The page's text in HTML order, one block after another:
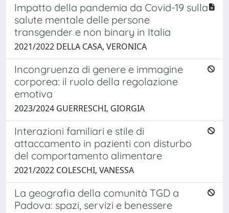
Impatto della pandemia da Covid-19 sulla
salute mentale delle persone
transgender e non binary in Italia
2021/2022 DELLA CASA, VERONICA
Incongruenza di genere e immagine
corporea: il ruolo della regolazione
emotiva
2023/2024 GUERRESCHI, GIORGIA
Interazioni familiari e stile di
attaccamento in pazienti con disturbo
del comportamento alimentare
2021/2022 COLESCHI, VANESSA
La geografia della comunità TGD a
Padova: spazi, servizi e benessere